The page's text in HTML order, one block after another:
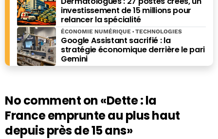
investissement de 15 millions pour
relancer la spécialité
Google Assistant sacrifié : la
stratégie économique derrière le pari
Gemini
ÉCONOMIE NUMÉRIQUE TECHNOLOGIES
No comment on«Dette : la
France emprunte au plus haut
depuis près de 15 ans»